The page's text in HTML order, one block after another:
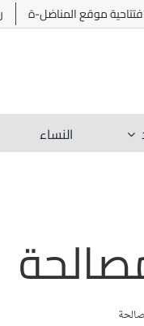
موقع المناضل-ة
النساء